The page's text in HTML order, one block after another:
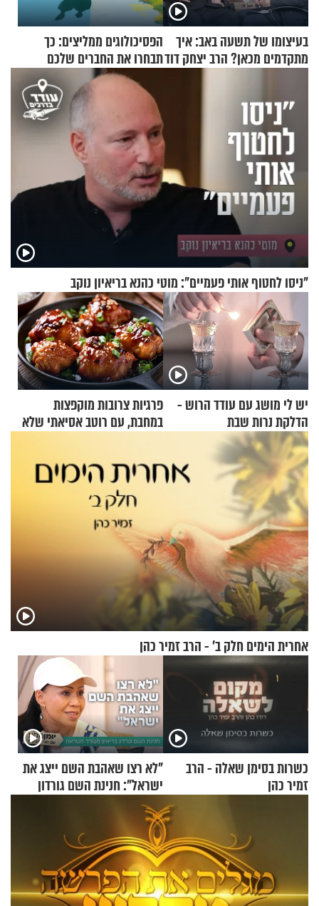
בעיצומו של תשעה באב: איך
מתקדמים מכאן? הרב יצחק דוד
הפסיכולוגים ממליצים: כך
תבחרו את החברים שלכם
בחיים
"ניסו לחטוף אותי פעמיים": מוטי כהנא בריאיון נוקב
יש לי מושג עם עודד הרוש -
הדלקת נרות שבת
פרגיות צרובות מוקפצות
במחבת, עם רוטב אסיאתי שלא
אחרית הימים חלק ב’ - הרב זמיר כהן
כשרות בסימן שאלה - הרב
זמיר כהן
"לא רצו שאהבת השם ייצג את
ישראל": חנינת השם גורדון
בריאיון מעורר השראה